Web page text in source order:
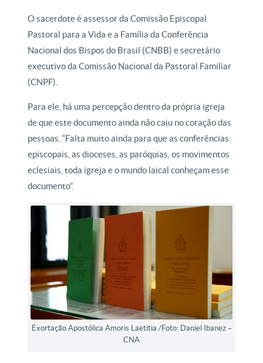
O sacerdote é assessor da Comissão Episcopal
Pastoral para a Vida e a Família da Conferência
Nacional dos Bispos do Brasil (CNBB) e secretário
executivo da Comissão Nacional da Pastoral Familiar
(CNPF).
Para ele, há uma percepção dentro da própria igreja
de que este documento ainda não caiu no coração das
pessoas. “Falta muito ainda para que as conferências
episcopais, as dioceses, as paróquias, os movimentos
eclesiais, toda igreja e o mundo laical conheçam esse
documento”.
Exortação Apostólica Amoris Laetitia /Foto: Daniel Ibanez –
CNA